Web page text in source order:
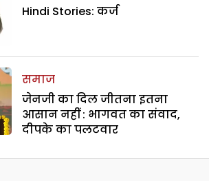
Hindi Stories: कर्ज
समाज
जेनजी का दिल जीतना इतना
आसान नहीं : भागवत का संवाद,
दीपके का पलटवार